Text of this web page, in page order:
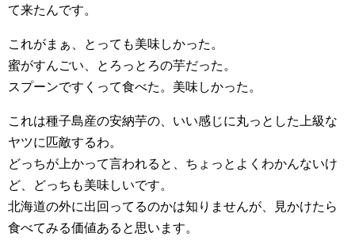
て来たんです。
これがまぁ、とっても美味しかった。
蜜がすんごい、とろっとろの芋だった。
スプーンですくって食べた。美味しかった。
これは種子島産の安納芋の、いい感じに丸っとした上級な
ヤツに匹敵するわ。
どっちが上かって言われると、ちょっとよくわかんないけ
ど、どっちも美味しいです。
北海道の外に出回ってるのかは知りませんが、見かけたら
食べてみる価値あると思います。